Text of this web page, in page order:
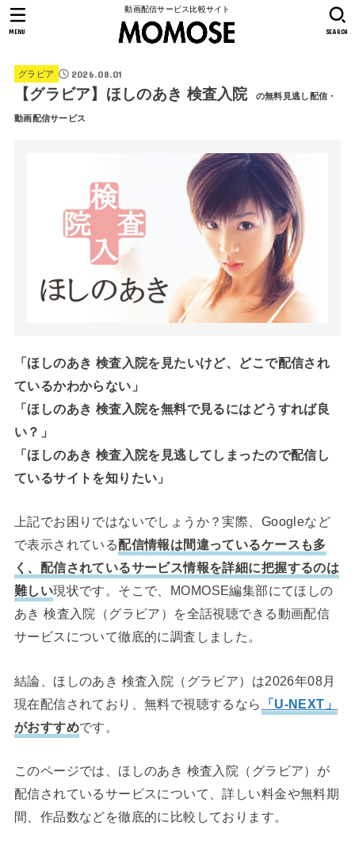
動画配信サービス比較サイト
SEARCH
MENU
グラビア 2026.08.01
【グラビア】ほしのあき 検査入院 の無料見逃し配信・
動画配信サービス
「ほしのあき 検査入院を見たいけど、どこで配信され
ているかわからない」
「ほしのあき 検査入院を無料で見るにはどうすれば良
い？」
「ほしのあき 検査入院を見逃してしまったので配信し
ているサイトを知りたい」
上記でお困りではないでしょうか？実際、Googleなど
で表示されている配信情報は間違っているケースも多
く、配信されているサービス情報を詳細に把握するのは
難しい現状です。そこで、MOMOSE編集部にてほしの
あき 検査入院（グラビア）を全話視聴できる動画配信
サービスについて徹底的に調査しました。
結論、ほしのあき 検査入院（グラビア）は2026年08月
現在配信されており、無料で視聴するなら
「U-NEXT」
がおすすめです。
このページでは、ほしのあき 検査入院（グラビア）が
配信されているサービスについて、詳しい料金や無料期
間、作品数などを徹底的に比較しております。